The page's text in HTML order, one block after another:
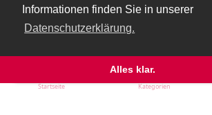
Informationen finden Sie in unserer
Datenschutzerklärung.
Alles klar.
Mehr laden
Ups! Da ist was schief gelaufen. Bitte lade
Startseite Kategorien